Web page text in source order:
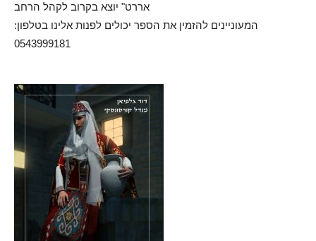
אררט" יוצא בקרוב לקהל הרחב
המעוניינים להזמין את הספר יכולים לפנות אלינו בטלפון:
0543999181